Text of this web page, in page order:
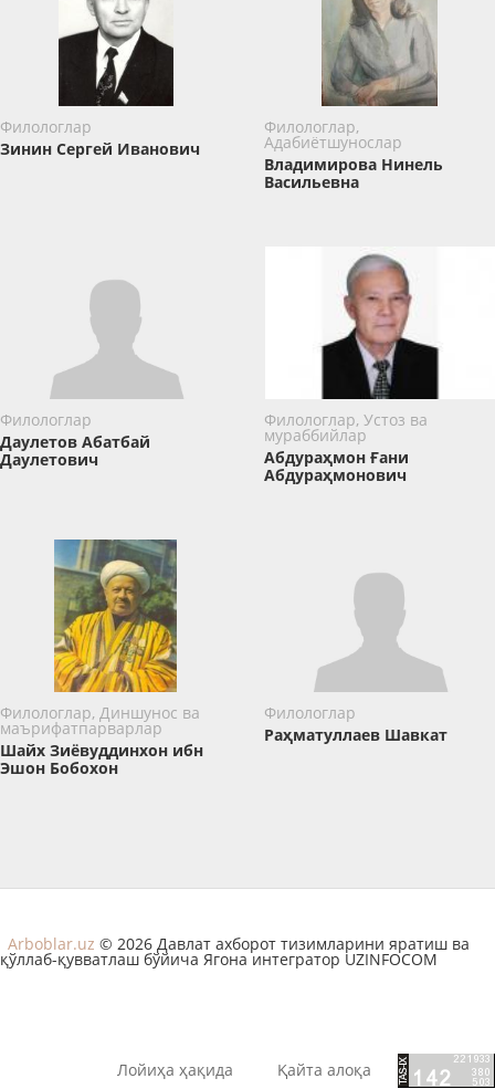
Филологлар
Зинин ​Сергей Иванович
Филологлар,
Адабиётшунослар
Владимирова Нинель
Васильевна
Филологлар
Даулетов Абатбай
Даулетович
Филологлар, Устоз ва
мураббийлар
Абдураҳмон Ғани
Абдураҳмонович
Филологлар, Диншунос ва
маърифатпарварлар
Шайх Зиёвуддинхон ибн
Эшон Бобохон
Филологлар
Раҳматуллаев Шавкат
Arboblar.uz © 2026 Давлат ахборот тизимларини яратиш ва
қўллаб-қувватлаш бўйича Ягона интегратор UZINFOCOM
Лойиҳа ҳақида Қайта алоқа